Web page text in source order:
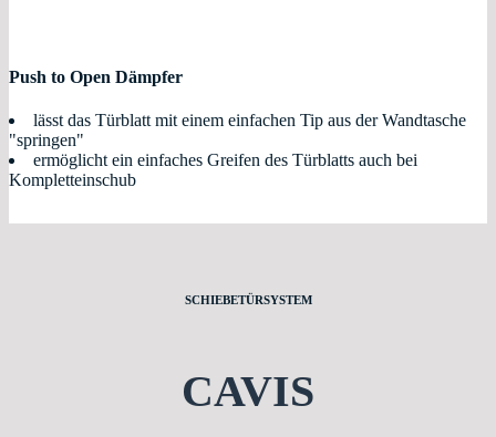
Push to Open Dämpfer
lässt das Türblatt mit einem einfachen Tip aus der Wandtasche
"springen"
ermöglicht ein einfaches Greifen des Türblatts auch bei
Kompletteinschub
SCHIEBETÜRSYSTEM
CAVIS